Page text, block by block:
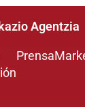
Agentzia
Prensa